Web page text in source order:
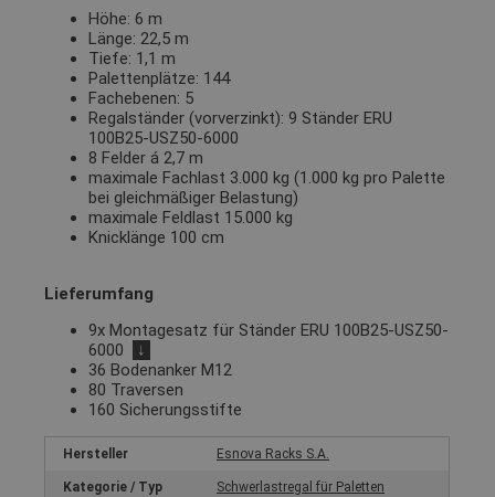
Höhe: 6 m
Länge: 22,5 m
Tiefe: 1,1 m
Palettenplätze: 144
Fachebenen: 5
Regalständer (vorverzinkt): 9 Ständer ERU
100B25-USZ50-6000
8 Felder á 2,7 m
maximale Fachlast 3.000 kg (1.000 kg pro Palette
bei gleichmäßiger Belastung)
maximale Feldlast 15.000 kg
Knicklänge 100 cm
Lieferumfang
9x Montagesatz für Ständer ERU 100B25-USZ50-
6000
↓
36 Bodenanker M12
80 Traversen
160 Sicherungsstifte
Hersteller Esnova Racks S.A.
Kategorie / Typ Schwerlastregal für Paletten